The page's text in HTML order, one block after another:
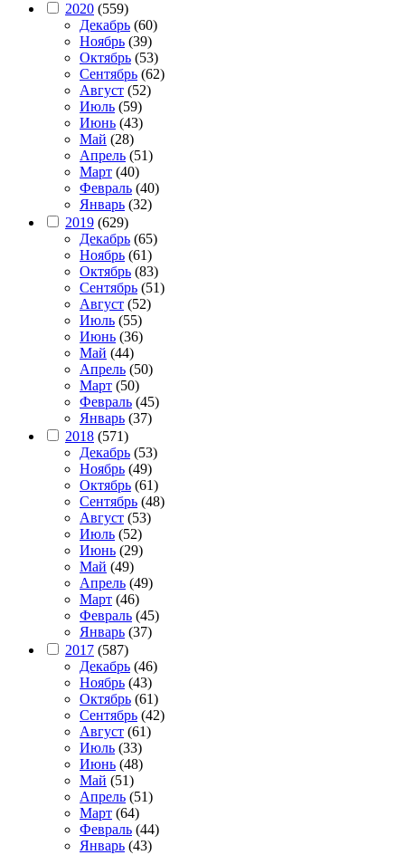
2020 (559)
Декабрь (60)
Ноябрь (39)
Октябрь (53)
Сентябрь (62)
Август (52)
Июль (59)
Июнь (43)
Май (28)
Апрель (51)
Март (40)
Февраль (40)
Январь (32)
2019 (629)
Декабрь (65)
Ноябрь (61)
Октябрь (83)
Сентябрь (51)
Август (52)
Июль (55)
Июнь (36)
Май (44)
Апрель (50)
Март (50)
Февраль (45)
Январь (37)
2018 (571)
Декабрь (53)
Ноябрь (49)
Октябрь (61)
Сентябрь (48)
Август (53)
Июль (52)
Июнь (29)
Май (49)
Апрель (49)
Март (46)
Февраль (45)
Январь (37)
2017 (587)
Декабрь (46)
Ноябрь (43)
Октябрь (61)
Сентябрь (42)
Август (61)
Июль (33)
Июнь (48)
Май (51)
Апрель (51)
Март (64)
Февраль (44)
Январь (43)